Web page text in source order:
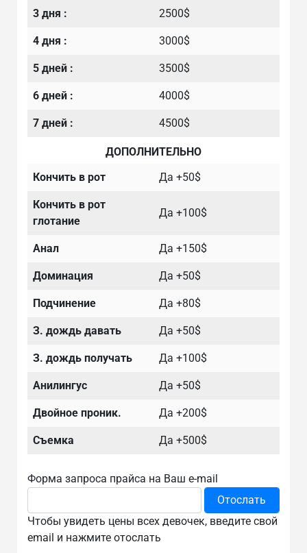
3 дня : 2500$
4 дня : 3000$
5 дней : 3500$
6 дней : 4000$
7 дней : 4500$
ДОПОЛНИТЕЛЬНО
Кончить в рот
Да +50$
Кончить в рот
глотание
Да +100$
Анал Да +150$
Доминация Да +50$
Подчинение Да +80$
З. дождь давать Да +50$
З. дождь получать Да +100$
Анилингус Да +50$
Двойное проник. Да +200$
Съемка Да +500$
Форма запроса прайса на Ваш e-mail
Чтобы увидеть цены всех девочек, введите свой
email и нажмите отослать